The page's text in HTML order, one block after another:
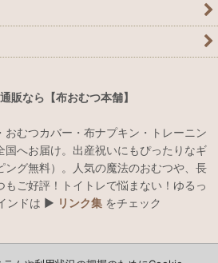
販なら【布おむつ本舗】
おむつカバー・布ナプキン・トレーニン
国へお届け。出産祝いにもぴったりなギ
ング無料）。人気の魔法のおむつや、長
もご好評！トイトレで悩まない！ゆるっ
ンドは ▶︎ リンク集をチェック